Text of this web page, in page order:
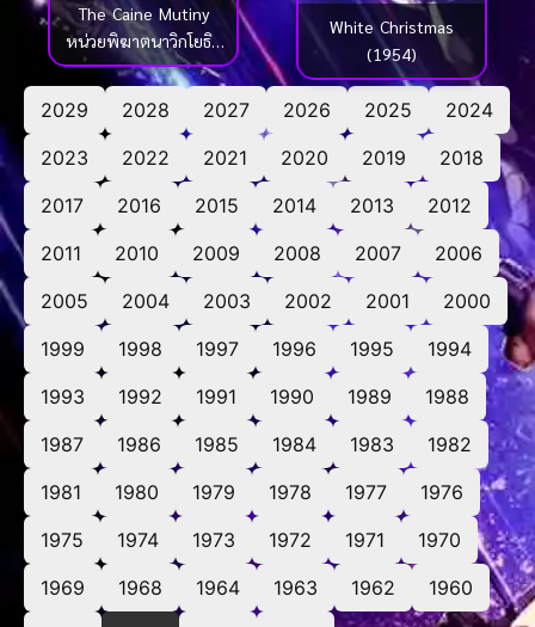
2029 2028 2027 2026 2025
2024
2023
2022 2021 2020 2019
2018
2017
2016 2015 2014 2013
2012
2011
2010 2009 2008 2007
2006
2005
2004 2003 2002 2001
2000
1999
1998 1997 1996 1995
1994
1993
1992 1991 1990 1989
1988
1987
1986 1985 1984 1983
1982
1981
1980 1979 1978 1977
1976
1975
1974 1973 1972 1971
1970
1969
1968 1964 1963 1962
1960
The Caine Mutiny
หน่วยพิฆาตนาวิกโยธิน
(1954)
White Christmas
(1954)